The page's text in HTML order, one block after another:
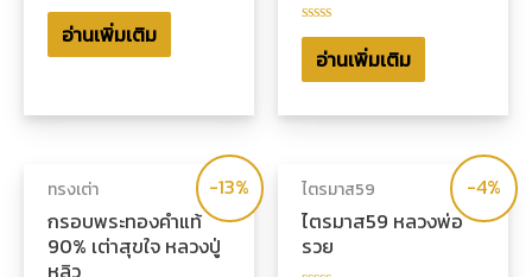
ให้
คะแนน
ตั้งแต่
คะแนน
อ่านเพิ่มเติม
ให้
คะแนน
ตั้งแต่
5
อ่านเพิ่มเติม
-13%
ทรงเต่า
กรอบพระทองคำแท้
90% เต่าสุขใจ หลวงปู่
หลิว
-4%
ไตรมาส59
ไตรมาส59 หลวงพ่อ
รวย